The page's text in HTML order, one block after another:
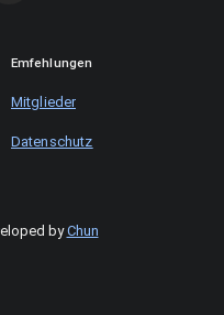
Emfehlungen
Mitglieder
Datenschutz
byChun